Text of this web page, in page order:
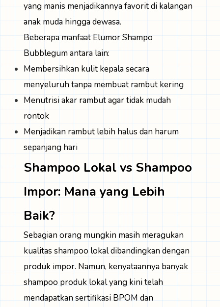
yang manis menjadikannya favorit di kalangan
anak muda hingga dewasa.
Beberapa manfaat Elumor Shampo
Bubblegum antara lain:
Membersihkan kulit kepala secara
menyeluruh tanpa membuat rambut kering
Menutrisi akar rambut agar tidak mudah
rontok
Menjadikan rambut lebih halus dan harum
sepanjang hari
Shampoo Lokal vs Shampoo
Impor: Mana yang Lebih
Baik?
Sebagian orang mungkin masih meragukan
kualitas shampoo lokal dibandingkan dengan
produk impor. Namun, kenyataannya banyak
shampoo produk lokal yang kini telah
mendapatkan sertifikasi BPOM dan